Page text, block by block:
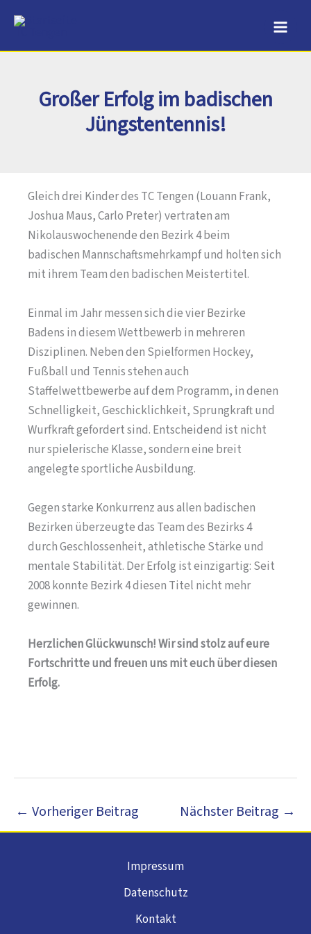
Inhalt
springen
Großer Erfolg im badischen
Jüngstentennis!
Gleich drei Kinder des TC Tengen (Louann Frank,
Joshua Maus, Carlo Preter) vertraten am
Nikolauswochenende den Bezirk 4 beim
badischen Mannschaftsmehrkampf und holten sich
mit ihrem Team den badischen Meistertitel.
Einmal im Jahr messen sich die vier Bezirke
Badens in diesem Wettbewerb in mehreren
Disziplinen. Neben den Spielformen Hockey,
Fußball und Tennis stehen auch
Staffelwettbewerbe auf dem Programm, in denen
Schnelligkeit, Geschicklichkeit, Sprungkraft und
Wurfkraft gefordert sind. Entscheidend ist nicht
nur spielerische Klasse, sondern eine breit
angelegte sportliche Ausbildung.
Gegen starke Konkurrenz aus allen badischen
Bezirken überzeugte das Team des Bezirks 4
durch Geschlossenheit, athletische Stärke und
mentale Stabilität. Der Erfolg ist einzigartig: Seit
2008 konnte Bezirk 4 diesen Titel nicht mehr
gewinnen.
Herzlichen Glückwunsch! Wir sind stolz auf eure
Fortschritte und freuen uns mit euch über diesen
Erfolg.
← Vorheriger Beitrag Nächster Beitrag →
Impressum
Datenschutz
Kontakt